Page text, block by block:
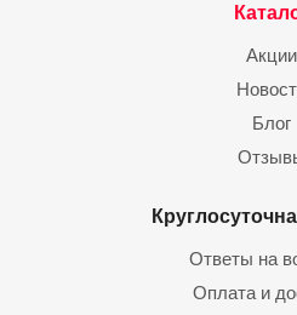
Акции
Блог
Ответы на
Оплата и